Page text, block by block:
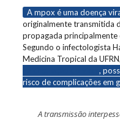
A mpox é uma doença
originalmente transmitida
propagada
Segundo o infectologista
Medicina Tropical da UFRN,
,
risco de complicações em
A transmissão